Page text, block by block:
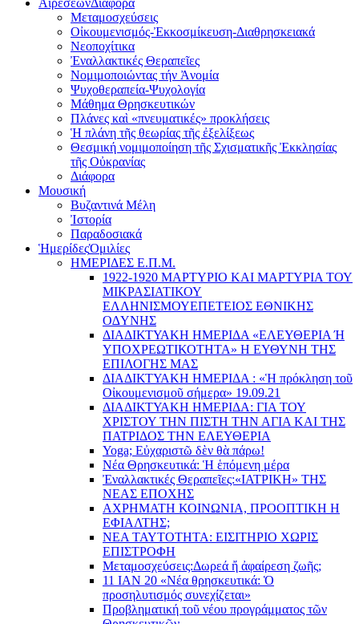
ΑἱρέσεωνΔιάφορα
Μεταμοσχεύσεις
Οἰκουμενισμός-Ἐκκοσμίκευση-Διαθρησκειακά
Νεοποχίτικα
Ἐναλλακτικές Θεραπεῖες
Νομιμοποιώντας τήν Ἀνομία
Ψυχοθεραπεία-Ψυχολογία
Μάθημα Θρησκευτικών
Πλάνες καὶ «πνευματικές» προκλήσεις
Ἡ πλάνη τῆς θεωρίας τῆς ἐξελίξεως
Θεσμική νομιμοποίηση τῆς Σχισματικῆς Ἐκκλησίας
τῆς Οὐκρανίας
Διάφορα
Μουσική
Βυζαντινά Μέλη
Ἰστορία
Παραδοσιακά
ἩμερίδεςὉμιλίες
ΗΜΕΡΙΔΕΣ Ε.Π.Μ.
1922-1920 ΜΑΡΤΥΡΙΟ ΚΑI ΜΑΡΤΥΡIΑ ΤΟΥ
ΜΙΚΡΑΣΙΑΤΙΚΟΥ
EΛΛΗΝΙΣΜΟΥEΠEΤΕΙΟΣ EΘΝΙΚHΣ
O∆YΝΗΣ
ΔΙΑΔΙΚΤΥΑΚΗ ΗΜΕΡΙΔΑ «EΛΕΥΘΕΡΙΑ Ή
YΠΟΧΡΕΩΤΙΚΟΤΗΤΑ» Η ΕΥΘΥΝΗ ΤΗΣ
EΠΙΛΟΓΗΣ ΜΑΣ
ΔΙΑΔΙΚΤΥΑΚΗ ΗΜΕΡΙΔΑ : «Ἡ πρόκληση τοῦ
Οἰκουμενισμοῦ σήμερα» 19.09.21
ΔΙΑΔΙΚΤΥΑΚΗ ΗΜΕΡΙΔΑ: ΓΙΑ ΤΟΥ
ΧΡΙΣΤΟΥ ΤΗΝ ΠΙΣΤΗ ΤΗΝ ΑΓΙΑ ΚΑΙ ΤΗΣ
ΠΑΤΡΙΔΟΣ ΤΗΝ ΕΛΕΥΘΕΡΙΑ
Yoga; Εὐχαριστῶ δὲν θὰ πάρω!
Νέα Θρησκευτικά: Ἡ ἑπόμενη μέρα
Ἐναλλακτικές Θεραπεῖες:«ΙΑΤΡΙΚΗ» ΤΗΣ
ΝΕΑΣ ΕΠΟΧΗΣ
ΑΧΡΗΜΑΤΗ ΚΟΙΝΩΝΙΑ, ΠΡΟΟΠΤΙΚΗ Η
ΕΦΙΑΛΤΗΣ;
ΝΕΑ ΤΑΥΤΟΤΗΤΑ: ΕΙΣΙΤΗΡΙΟ ΧΩΡΙΣ
ΕΠΙΣΤΡΟΦΗ
Μεταμοσχεύσεις:Δωρεά ἤ ἀφαίρεση ζωῆς;
11 ΙΑΝ 20 «Νέα θρησκευτικά: Ὁ
προσηλυτισμός συνεχίζεται»
Προβληματική τοῦ νέου προγράμματος τῶν